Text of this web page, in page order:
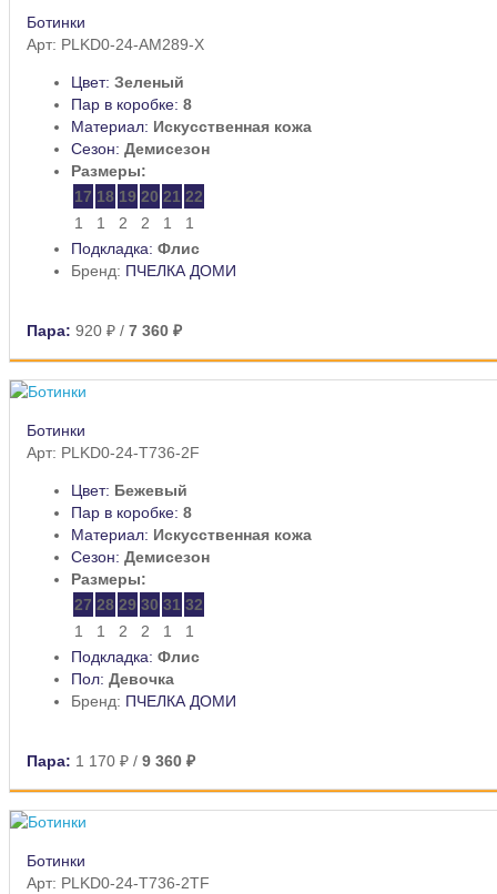
Ботинки
Арт: PLKD0-24-AM289-X
Цвет: Зеленый
Пар в коробке: 8
Материал: Искусственная кожа
Сезон: Демисезон
Размеры:
17 18 19 20 21 22
1
1 2 2 1
1
Подкладка: Флис
Бренд: ПЧЕЛКА ДОМИ
Пара: 920 ₽ / 7 360 ₽
Ботинки
Арт: PLKD0-24-T736-2F
Цвет: Бежевый
Пар в коробке: 8
Материал: Искусственная кожа
Сезон: Демисезон
Размеры:
27 28 29 30 31 32
1
1 2 2 1
1
Подкладка: Флис
Пол: Девочка
Бренд: ПЧЕЛКА ДОМИ
Пара: 1 170 ₽ / 9 360 ₽
Ботинки
Арт: PLKD0-24-T736-2TF